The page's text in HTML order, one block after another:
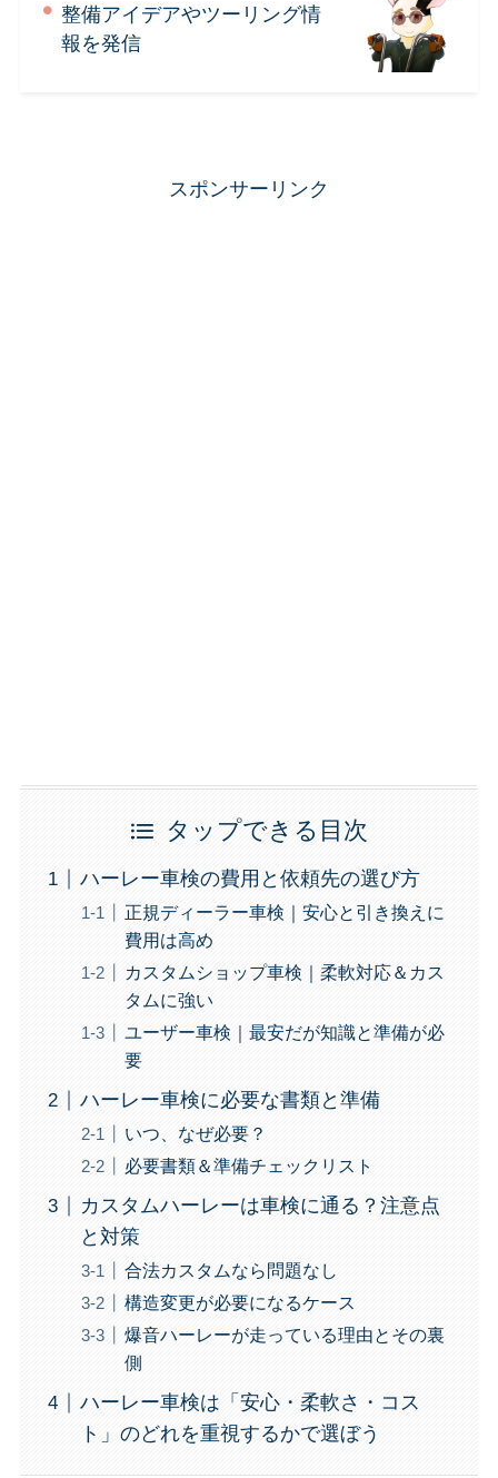
整備アイデアやツーリング情
報を発信
スポンサーリンク
タップできる目次
ハーレー車検の費用と依頼先の選び方
正規ディーラー車検｜安心と引き換えに
費用は高め
カスタムショップ車検｜柔軟対応＆カス
タムに強い
ユーザー車検｜最安だが知識と準備が必
要
ハーレー車検に必要な書類と準備
いつ、なぜ必要？
必要書類＆準備チェックリスト
カスタムハーレーは車検に通る？注意点
と対策
合法カスタムなら問題なし
構造変更が必要になるケース
爆音ハーレーが走っている理由とその裏
側
ハーレー車検は「安心・柔軟さ・コス
ト」のどれを重視するかで選ぼう